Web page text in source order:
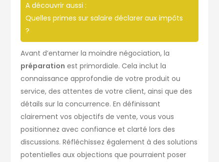
A découvrir aussi :
Quelles primes sur salaire déclarer aux impôts
?
Avant d’entamer la moindre négociation, la
préparation est primordiale. Cela inclut la
connaissance approfondie de votre produit ou
service, des attentes de votre client, ainsi que des
détails sur la concurrence. En définissant
clairement vos objectifs de vente, vous vous
positionnez avec confiance et clarté lors des
discussions. Réfléchissez également à des solutions
potentielles aux objections que pourraient poser